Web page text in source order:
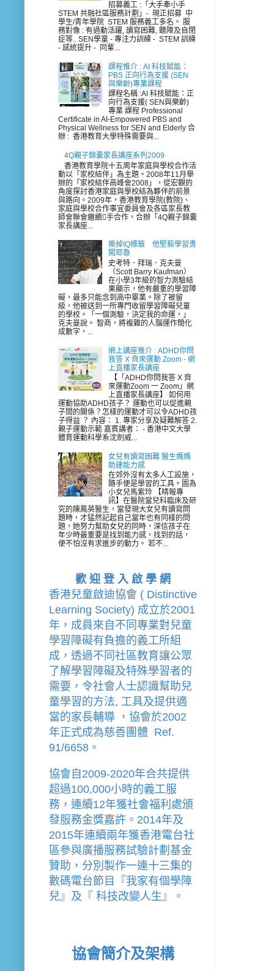
招募義工 :「大手牽小手
STEM 共融社區服務計劃」- 現正招募 中
學生/青年學院 STEM 服務義工多名。 服
務對像 : 有過動活躍, 讀寫困難, 聽障及自閉
症等.. SEN學童 - 專注力訓練 - STEM 訓練
- 感統提升 - 同輩...
課程推介 : AI 科技賦能：
PBS 正向行為支援 (SEN
與樂齡)專業課程
課程名稱 :AI 科技賦能：正
向行為支援( SEN與樂齡)
專業 課程 Professional
Certificate in AI-Empowered PBS and
Physical Wellness for SEN and Elderly 合
辦 : 香港教育大學特殊需要與...
4Q親子錦囊家長講座系列2009
香港教育學院十五周年家庭與學校合作活
動以「家校結伴」為主題。2008年11月舉
辦的「家校結伴高峰會2008」，從宏觀的
角度探討香港家庭與學校結為夥伴的前景
與路向。2009年，香港教育學院(教院)、
家庭與學校合作事宜委員會及各區家長教
師會聯會繼續手合作，合辦「4Q親子錦囊
家長講座...
撕掉IQ標籤 他堅毅學習勇
闖耶魯
史考特．拜瑞．克夫曼
（Scott Barry Kaufman）
在小學3年級的智力測驗結
果顯示，他有嚴重的學習障
礙，最多只能念到高中畢業。除了被留
級，他被送到一所專門收留學習障礙兒童
的學校。「一個測驗，決定我的命運，」
克夫曼說。 智商，將複雜的人腦運作簡化
成數字，...
網上講座推介 : ADHD你問
我答 X 齊來運動 Zoom - 網
上直播家長講座
【「ADHD你問我答 X 齊
來運動Zoom 一 Zoom」網
上直播家長講座】 如何用
運動協助ADHD孩子？ 運動也可以促進親
子間的關係？怎樣的運動才可以令ADHD孩
子得益 ？ 內容： 1. 專家分享及疑難解答 2.
親子運動示範 嘉賓講者： - 香港中文大學
體育運動科學系沈劍威...
女兒有讀寫困難 醫生媽媽
助建能力感
在郊外沒有太多人工設施，
隨手便是學習的工具。圖為
小女兒馬紫玲 【晴報專
訊】在醫院當兒科臨床及研
究的陳鳳英醫生，當發現大女兒有讀寫問
題時，才猛然記起自己當年也有同樣的問
題，她努力幫助女兒的同時，深信孩子在
年少時最重要是找到能力感，找到的話，
便不怕沒有求進步的動力。 若不...
歡 迎 登 入 啟 學 網
香港兒童啟迪協會 ( Distinctive
Learning Society) 成立於2001
年，成員來自不同專業對兒童
學習障礙有負擔的義工所組
成，透過不同社區教育讓公眾
了解學習障礙及特殊學習者的
需要，令社會人士認識幫助兒
童學習的方法, 工具及提供適
當的家長輔導
， 協會於2002
年正式成為慈善團體  Ref.
91/6658。
協會 自2009-2020年合共提供
超過100,000小時的義工服
務，連續12年獲社會福利處頒
發服務金獎嘉許。 2014年及
2015年連續兩年獲香港電台社
區參與廣播服務試驗計劃基金
贊助，分別製作一連十三集的
數碼電台節目『我家有個學障
兒』及『 科技改變人生』。
協會簡介及架構